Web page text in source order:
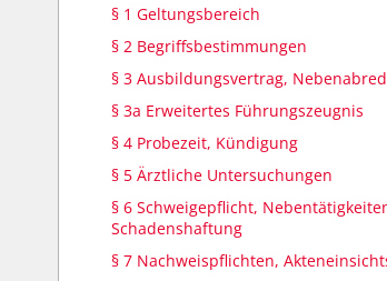
§ 1 Geltungsbereich
§ 2 Begriffsbestimmungen
§ 3 Ausbildungsvertrag,
§ 3a Erweitertes Führungszeugnis
§ 4 Probezeit, Kündigung
§ 5 Ärztliche Untersuchungen
§ 6 Schweigepflicht,
Schadenshaftung
§ 7 Nachweispflichten,